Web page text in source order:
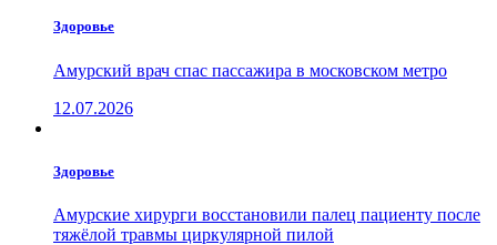
Здоровье
Амурский врач спас пассажира в московском метро
12.07.2026
Здоровье
Амурские хирурги восстановили палец пациенту после
тяжёлой травмы циркулярной пилой